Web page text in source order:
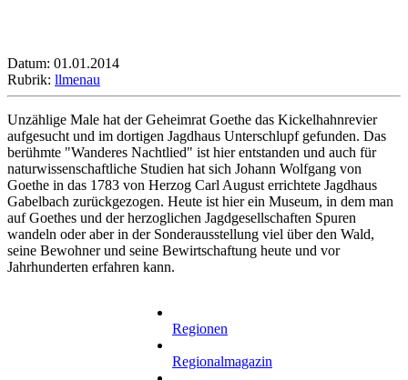
Datum: 01.01.2014
Rubrik: llmenau
Unzählige Male hat der Geheimrat Goethe das Kickelhahnrevier
aufgesucht und im dortigen Jagdhaus Unterschlupf gefunden. Das
berühmte "Wanderes Nachtlied" ist hier entstanden und auch für
naturwissenschaftliche Studien hat sich Johann Wolfgang von
Goethe in das 1783 von Herzog Carl August errichtete Jagdhaus
Gabelbach zurückgezogen. Heute ist hier ein Museum, in dem man
auf Goethes und der herzoglichen Jagdgesellschaften Spuren
wandeln oder aber in der Sonderausstellung viel über den Wald,
seine Bewohner und seine Bewirtschaftung heute und vor
Jahrhunderten erfahren kann.
Regionen
Regionalmagazin